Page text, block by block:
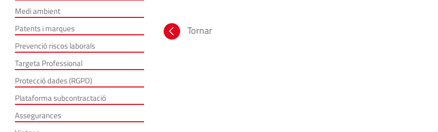
Medi ambient
Patents i marques
Prevenció riscos laborals
Targeta Professional
Protecció dades (RGPD)
Plataforma subcontractació
Assegurances
Tornar